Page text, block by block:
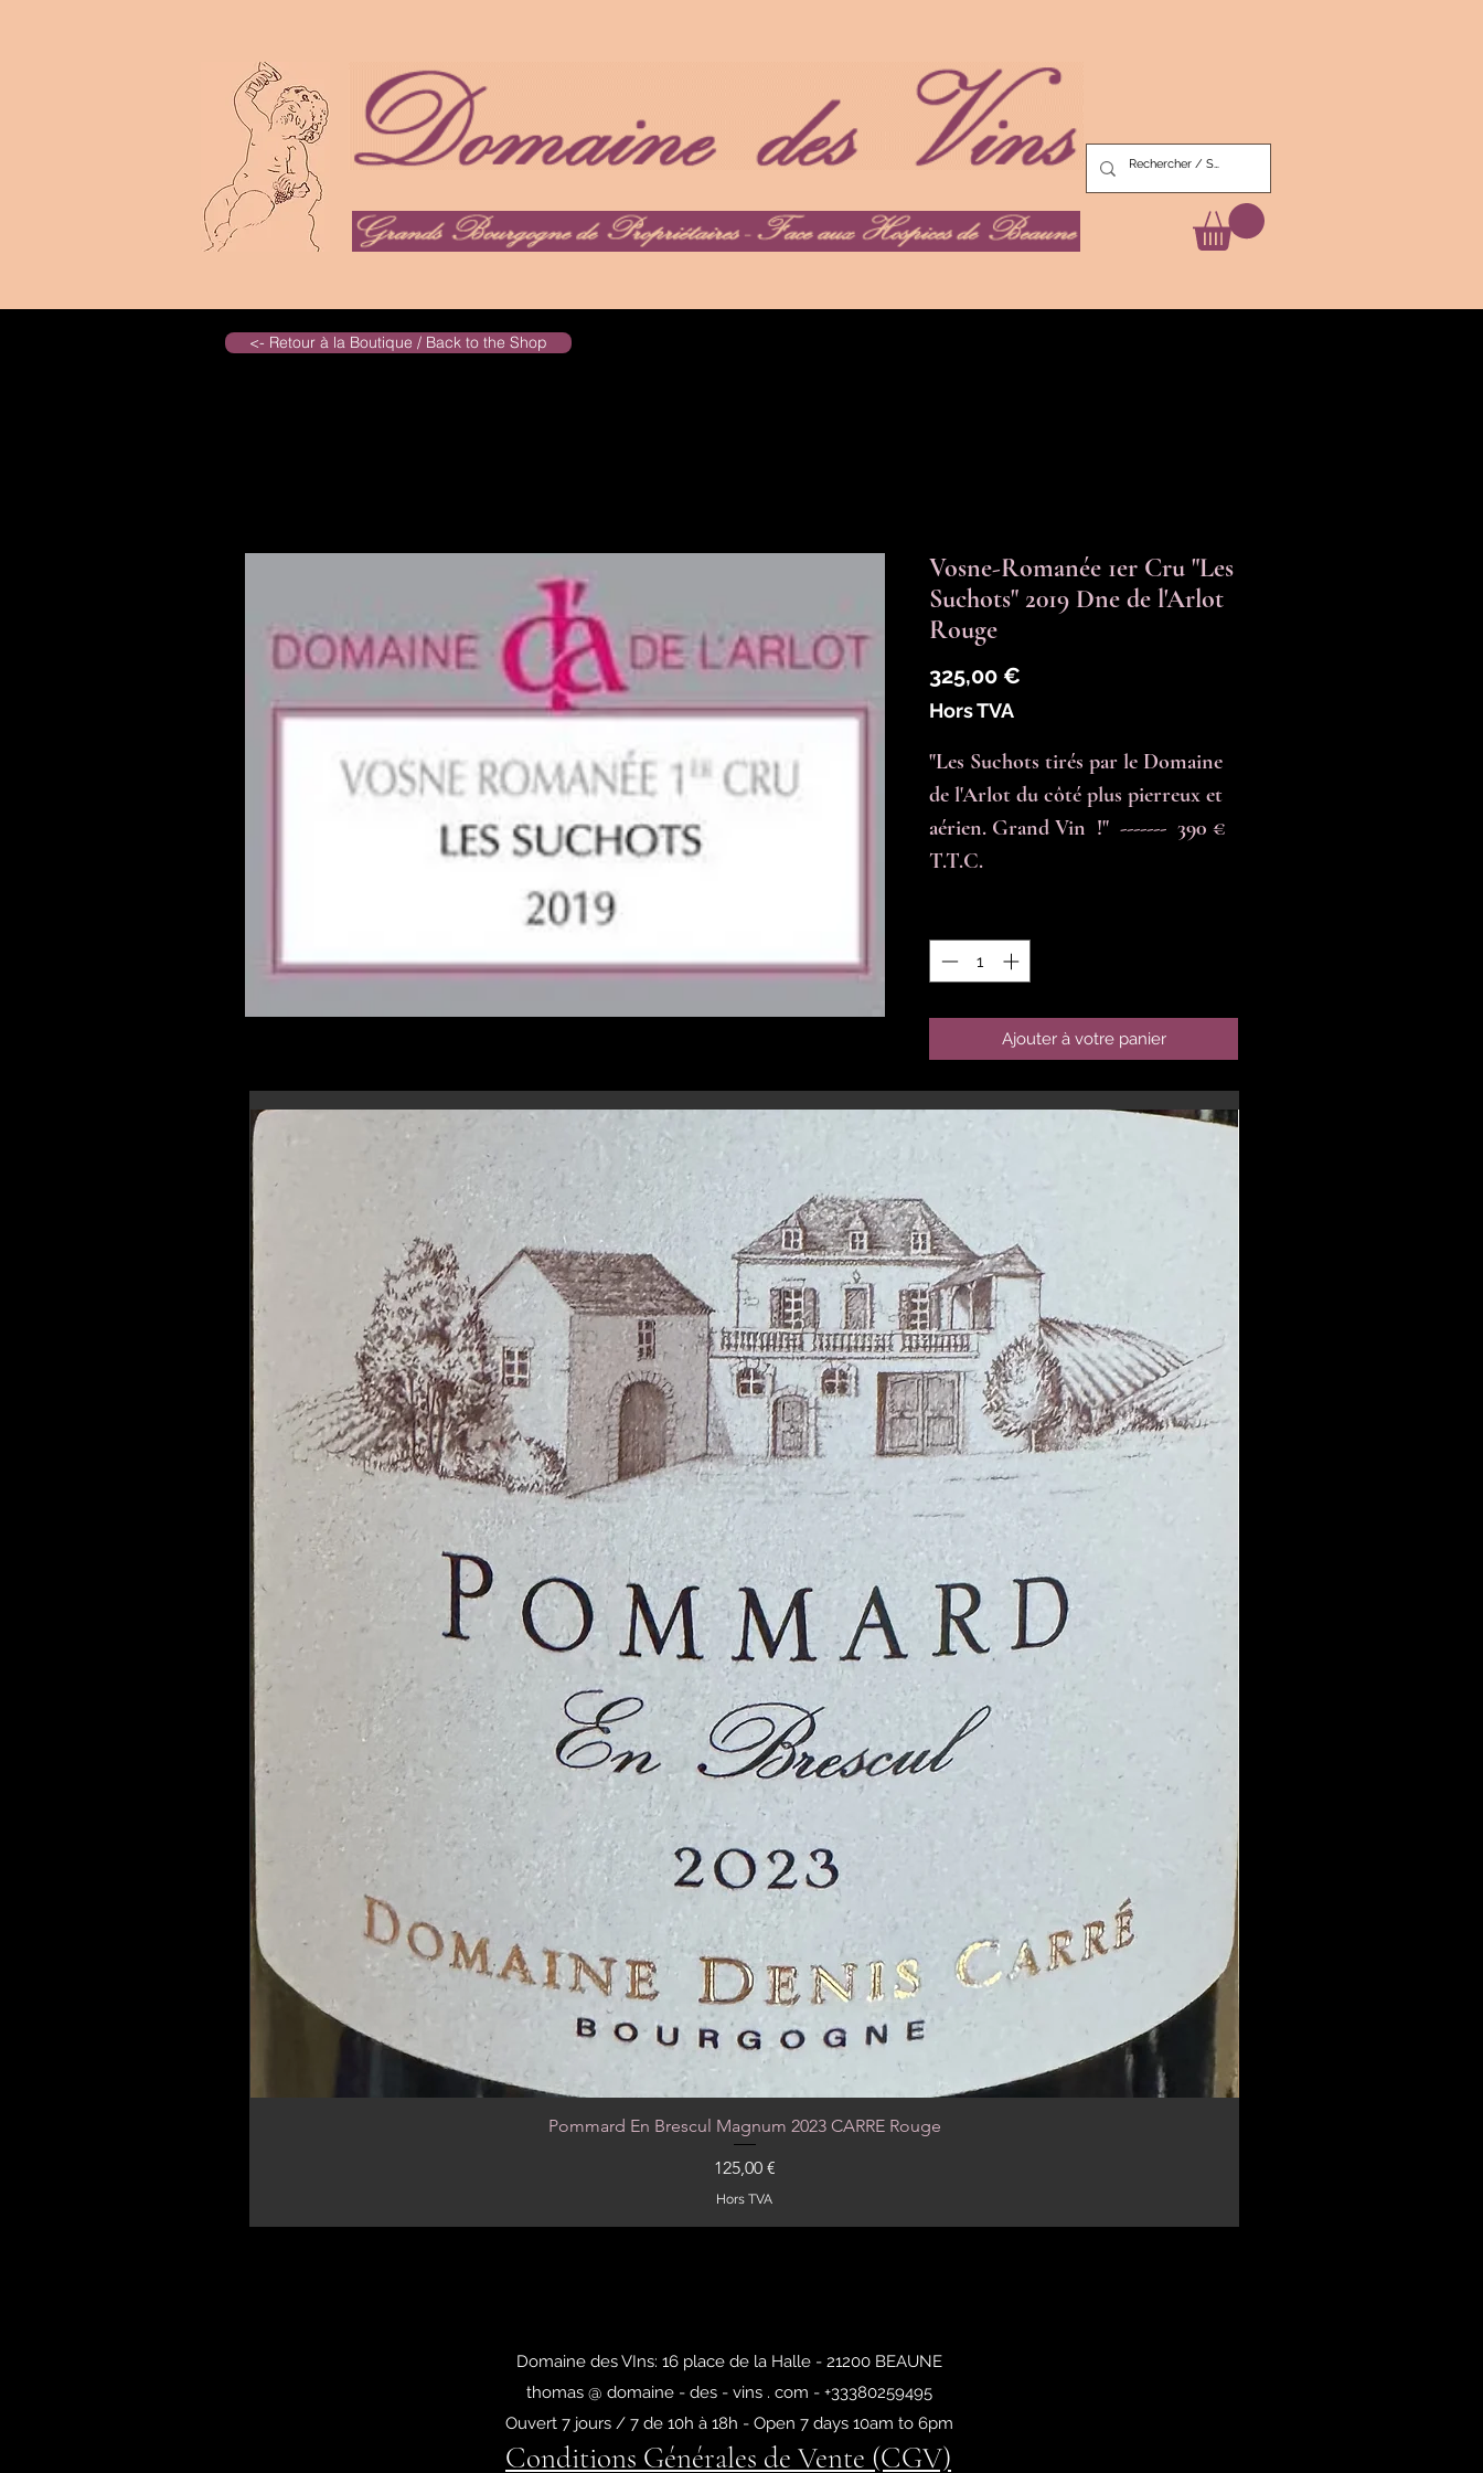
<- Retour à la Boutique / Back to the Shop
Aperçu rapide
Pommard En Brescul Magnum 2023 CARRE Rouge
Prix
125,00 €
Hors TVA
Vosne-Romanée 1er Cru "Les
Suchots" 2019 Dne de l'Arlot
Rouge
325,00 €
Hors TVA
"Les Suchots tirés par le Domaine
de l'Arlot du côté plus pierreux et
aérien. Grand Vin  !"  -------  390 €
T.T.C.
Ajouter à votre panier
Domaine des VIns: 16 place de la Halle - 21200 BEAUNE
thomas @ domaine - des - vins . com - +33380259495
Ouvert 7 jours / 7 de 10h à 18h - Open 7 days 10am to 6pm
Conditions Générales de Vente (CGV)